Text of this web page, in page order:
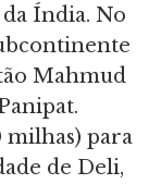
Índia. No
Mahmud
milhas) para
de Deli,